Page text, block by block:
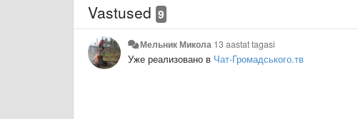
Vastused 9
Мельник Микола 13 aastat tagasi
Уже реализовано в Чат-Громадського.тв